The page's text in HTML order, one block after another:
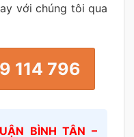
với chúng tôi qua
114 796
BÌNH TÂN –